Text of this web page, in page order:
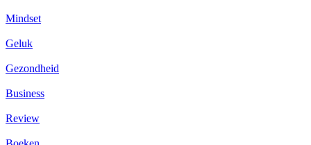
Mindset
Geluk
Gezondheid
Business
Review